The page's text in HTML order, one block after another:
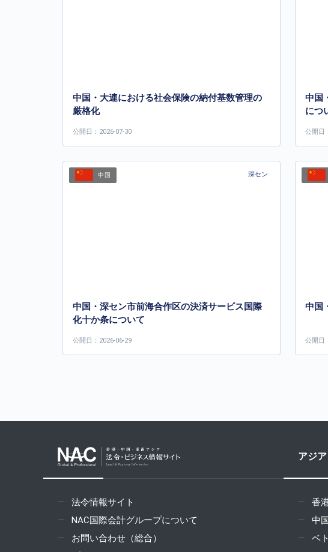
中国・大連における社会保険の納付基数管理の
厳格化
公開日：2026-07-30
中国
につ
公開日
中国 深セン
中国・深セン市前海合作区の決済サービス国際
化十か条について
公開日：2026-06-29
中国
公開日
法令情報サイト
NAC国際会計グループについて
お問い合わせ（総合）
アジ
香
中
ベ